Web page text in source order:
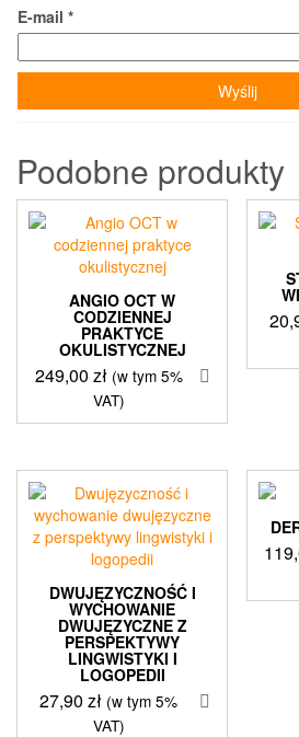
E-mail *
Podobne produkty
ANGIO OCT W
CODZIENNEJ
PRAKTYCE
OKULISTYCZNEJ
249,00 zł (w tym 5%
VAT)
DWUJĘZYCZNOŚĆ I
WYCHOWANIE
DWUJĘZYCZNE Z
PERSPEKTYWY
LINGWISTYKI I
LOGOPEDII
27,90zł (w tym 5%
VAT)